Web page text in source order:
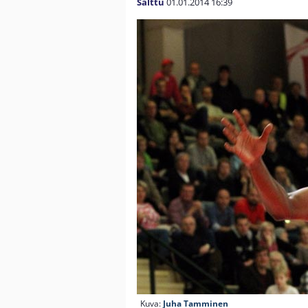
Kuva: Juha Tamminen